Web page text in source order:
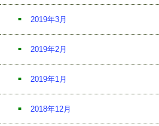
2019年3月
2019年2月
2019年1月
2018年12月